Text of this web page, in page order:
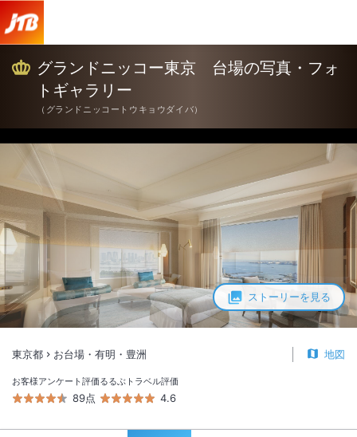
ストーリーを見る
グランドニッコー東京 台場の写真・フォ
トギャラリー
（ グランドニッコートウキョウダイバ）
東京都 お台場・有明・豊洲 地図
お客様アンケート評価
89点
るるぶトラベル評価
4.6